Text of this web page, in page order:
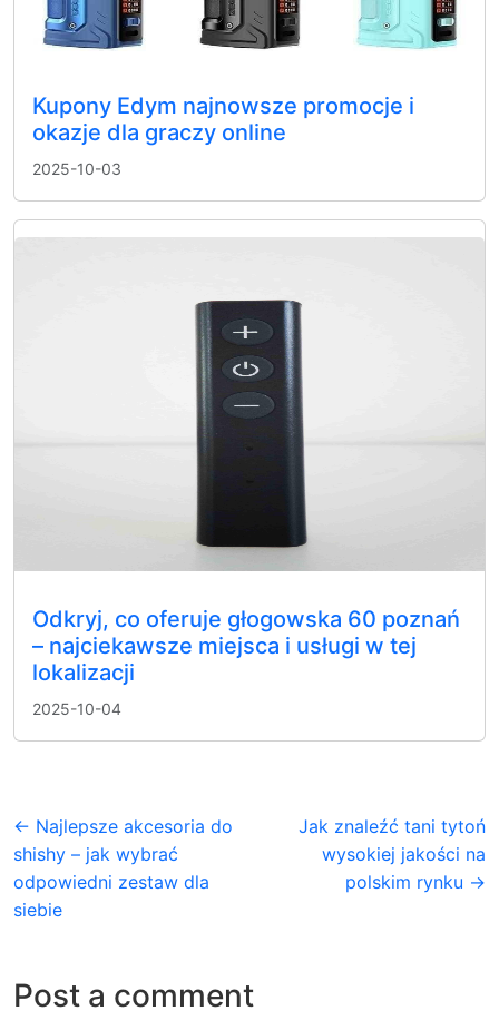
Kupony Edym najnowsze promocje i
okazje dla graczy online
2025-10-03
Odkryj, co oferuje głogowska 60 poznań
– najciekawsze miejsca i usługi w tej
lokalizacji
2025-10-04
← Najlepsze akcesoria do
shishy – jak wybrać
odpowiedni zestaw dla
siebie
Jak znaleźć tani tytoń
wysokiej jakości na
polskim rynku →
Post a comment